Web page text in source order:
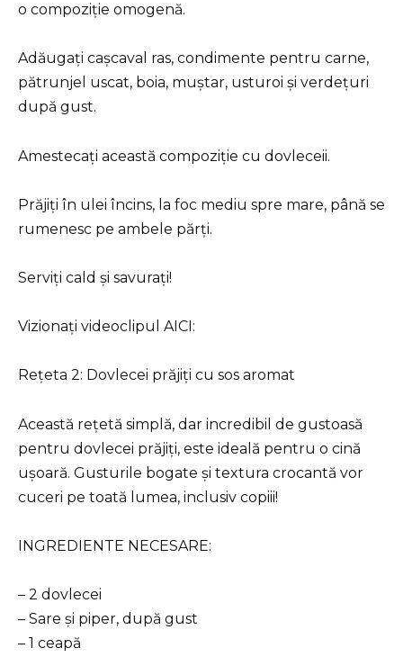
o compoziție omogenă.
Adăugați cașcaval ras, condimente pentru carne,
pătrunjel uscat, boia, muștar, usturoi și verdețuri
după gust.
Amestecați această compoziție cu dovleceii.
Prăjiți în ulei încins, la foc mediu spre mare, până se
rumenesc pe ambele părți.
Serviți cald și savurați!
Vizionați videoclipul AICI:
Rețeta 2: Dovlecei prăjiți cu sos aromat
Această rețetă simplă, dar incredibil de gustoasă
pentru dovlecei prăjiți, este ideală pentru o cină
ușoară. Gusturile bogate și textura crocantă vor
cuceri pe toată lumea, inclusiv copiii!
INGREDIENTE NECESARE:
– 2 dovlecei
– Sare și piper, după gust
– 1 ceapă